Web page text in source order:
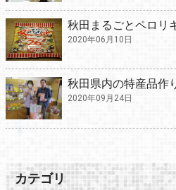
秋田まるごとペロリ
2020年06月10日
秋田県内の特産品作
2020年09月24日
カテゴリ